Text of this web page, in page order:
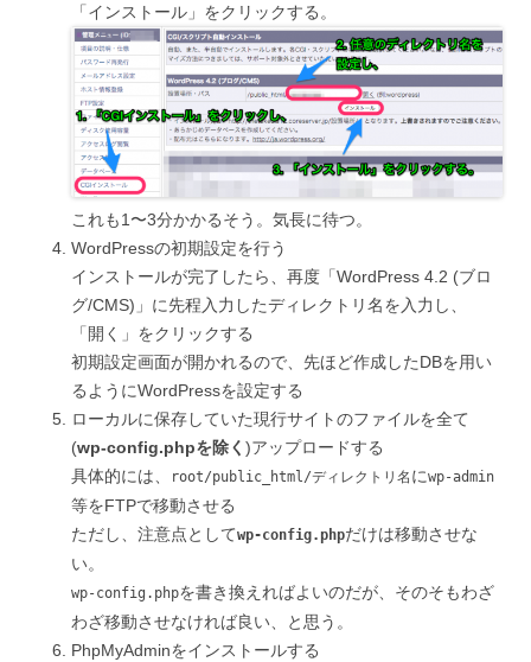
「インストール」をクリックする。
これも1〜3分かかるそう。気長に待つ。
WordPressの初期設定を行う
インストールが完了したら、再度「WordPress 4.2 (ブロ
グ/CMS)」に先程入力したディレクトリ名を入力し、
「開く」をクリックする
初期設定画面が開かれるので、先ほど作成したDBを用い
るようにWordPressを設定する
ローカルに保存していた現行サイトのファイルを全て
(wp-config.phpを除く )アップロードする
具体的には、
root/public_html/ディレクトリ名 にwp-admin
等をFTPで移動させる
ただし、注意点としてwp-config.phpだけは移動させな
い。
wp-config.phpを書き換えればよいのだが、そのそもわざ
わざ移動させなければ良い、と思う。
PhpMyAdminをインストールする